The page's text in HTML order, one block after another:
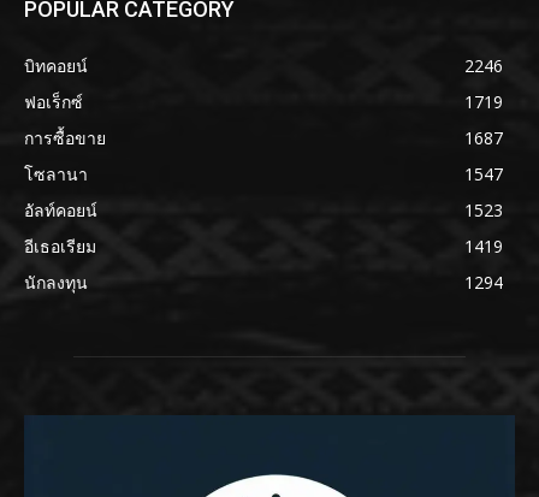
POPULAR CATEGORY
บิทคอยน์
2246
ฟอเร็กซ์
1719
การซื้อขาย
1687
โซลานา
1547
อัลท์คอยน์
1523
อีเธอเรียม
1419
นักลงทุน
1294